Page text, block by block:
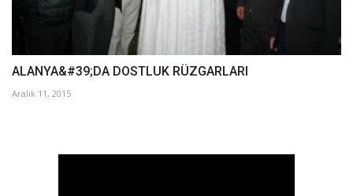
ALANYA&#39;DA DOSTLUK RÜZGARLARI
Aralık 11, 2015